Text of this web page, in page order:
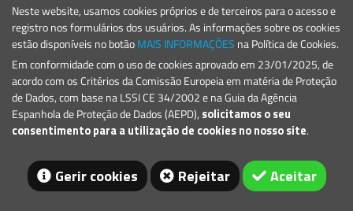
Neste website, usamos cookies próprios e de terceiros para o acesso e
registro nos formulários dos usuários. As informações sobre os cookies
estão disponíveis no botãoMAIS INFORMAÇÕES na Política de Cookies.
Em conformidade com o uso de cookies aprovado em 23/01/2025, de
acordo com os Critérios da Comissão Europeia em matéria de Proteção
de Dados, com base na LSSI CE 34/2002 e na Guia da Agência
Espanhola de Proteção de Dados (AEPD), solicitamos o seu
consentimento para a utilização de cookies no nosso site.
Gerir cookies Rejeitar Aceitar
© 2026 Lindley